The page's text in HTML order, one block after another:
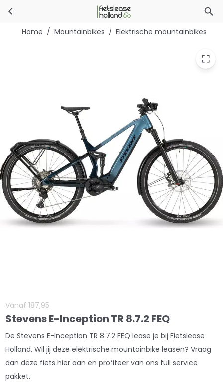
Ga naar hoofdinhoud
Stevens E-Inception TR 8.7.2 FEQ
Home / Mountainbikes / Elektrische mountainbikes
Vanaf187,95
Stevens E-Inception TR 8.7.2 FEQ
De Stevens E-Inception TR 8.7.2 FEQ lease je bij Fietslease
Holland. Wil jij deze elektrische mountainbike leasen? Vraag
dan deze fiets hier aan en profiteer van ons full service
pakket.